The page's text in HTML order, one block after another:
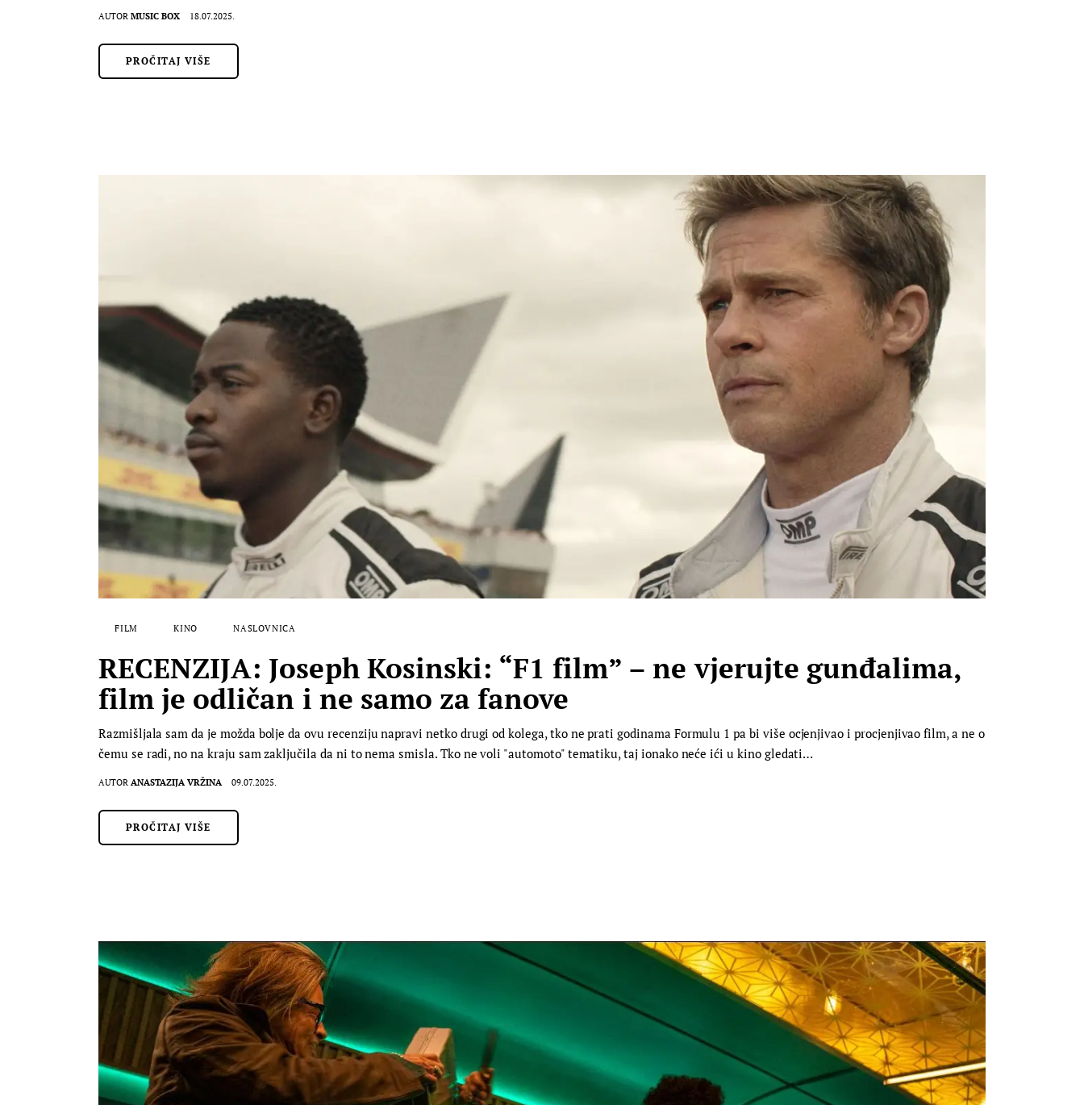
AUTOR MUSIC BOX 18.07.2025.
PROČITAJ VIŠE
FILM KINO NASLOVNICA
RECENZIJA: Joseph Kosinski: “F1 film” – ne vjerujte gunđalima,
film je odličan i ne samo za fanove
Razmišljala sam da je možda bolje da ovu recenziju napravi netko drugi od kolega, tko ne prati godinama Formulu 1 pa bi više ocjenjivao i procjenjivao film, a ne o
čemu se radi, no na kraju sam zaključila da ni to nema smisla. Tko ne voli "automoto" tematiku, taj ionako neće ići u kino gledati…
AUTOR ANASTAZIJA VRŽINA 09.07.2025.
PROČITAJ VIŠE